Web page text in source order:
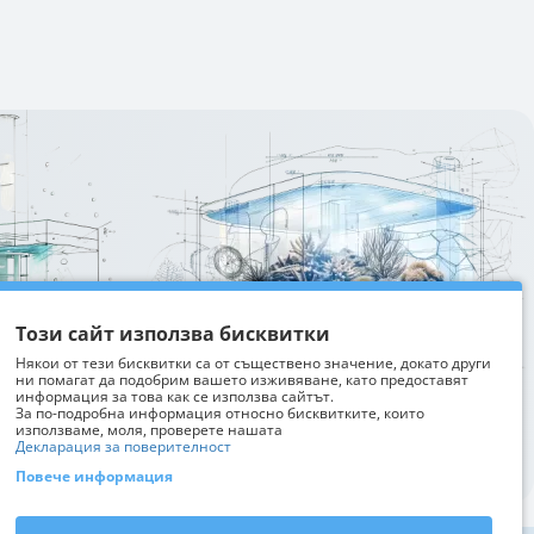
Този сайт използва бисквитки
Някои от тези бисквитки са от съществено значение, докато други
ни помагат да подобрим вашето изживяване, като предоставят
информация за това как се използва сайтът.
За по-подробна информация относно бисквитките, които
използваме, моля, проверете нашата
Декларация за поверителност
Повече информация